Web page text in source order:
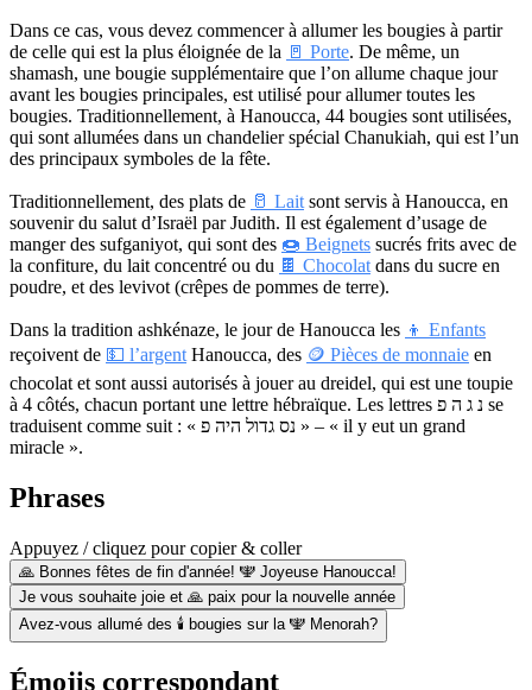
Dans ce cas, vous devez commencer à allumer les bougies à partir
de celle qui est la plus éloignée de la 🚪 Porte. De même, un
shamash, une bougie supplémentaire que l’on allume chaque jour
avant les bougies principales, est utilisé pour allumer toutes les
bougies. Traditionnellement, à Hanoucca, 44 bougies sont utilisées,
qui sont allumées dans un chandelier spécial Chanukiah, qui est l’un
des principaux symboles de la fête.
Traditionnellement, des plats de 🥛 Lait sont servis à Hanoucca, en
souvenir du salut d’Israël par Judith. Il est également d’usage de
manger des sufganiyot, qui sont des 🍩 Beignets sucrés frits avec de
la confiture, du lait concentré ou du 🍫 Chocolat dans du sucre en
poudre, et des levivot (crêpes de pommes de terre).
Dans la tradition ashkénaze, le jour de Hanoucca les 👦 Enfants
reçoivent de 💵 l’argent Hanoucca, des 🪙 Pièces de monnaie en
chocolat et sont aussi autorisés à jouer au dreidel, qui est une toupie
à 4 côtés, chacun portant une lettre hébraïque. Les lettres נ ג ה פ se
traduisent comme suit : « נס גדול היה פ » – « il y eut un grand
miracle ».
Phrases
Appuyez / cliquez pour copier & coller
🙏 Bonnes fêtes de fin d'année! 🕎 Joyeuse Hanoucca!
Je vous souhaite joie et 🙏 paix pour la nouvelle année
Avez-vous allumé des 🕯 bougies sur la 🕎 Menorah?
Émojis correspondant